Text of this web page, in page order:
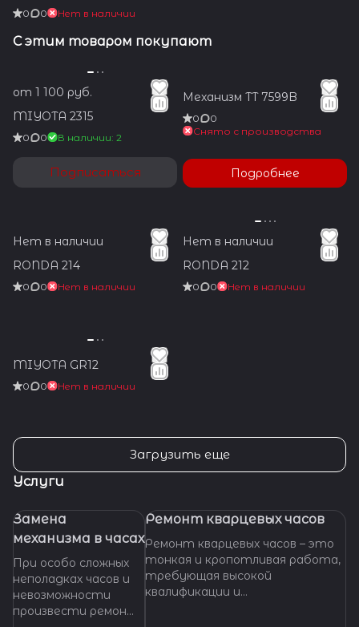
0 0 Нет в наличии
С этим товаром покупают
от 1 100 руб.
MIYOTA 2315
0 0 В наличии: 2
Подписаться
Механизм TT 7599B
0
0
Снято с производства
Подробнее
Нет в наличии
RONDA 214
0 0 Нет в наличии
Нет в наличии
RONDA 212
0 0 Нет в наличии
MIYOTA GR12
0 0 Нет в наличии
Загрузить еще
Услуги
Замена
механизма в часах
При особо сложных
неполадках часов и
невозможности
произвести ремонт
Ремонт кварцевых часов
Ремонт кварцевых часов – это
тонкая и кропотливая работа,
требующая высокой
квалификации и